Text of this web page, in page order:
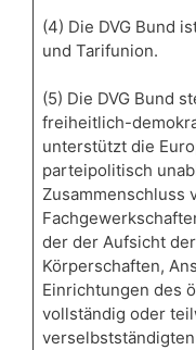
(4) Die DVG Bund
und Tarifunion.
(5) Die DVG Bund
freiheitlich-
unterstützt die
parteipolitisch
Zusammenschluss
der der Aufsicht
Körperschaften,
Einrichtungen des
vollständig oder